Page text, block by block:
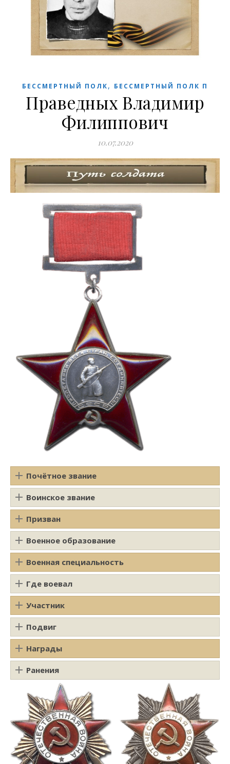
БЕССМЕРТНЫЙ ПОЛК, БЕССМЕРТНЫЙ ПОЛК П
Праведных Владимир
Филиппович
10.07.2020
Почётное звание
Воинское звание
Призван
Военное образование
Военная специальность
Где воевал
Участник
Подвиг
Награды
Ранения